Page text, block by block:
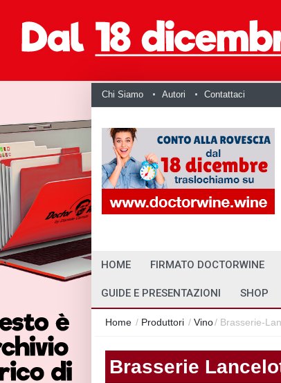
Chi Siamo Autori Contattaci
HOME FIRMATO DOCTORWINE
GUIDE E PRESENTAZIONI SHOP
Home / Produttori / Vino/ Brasserie-
Brasserie